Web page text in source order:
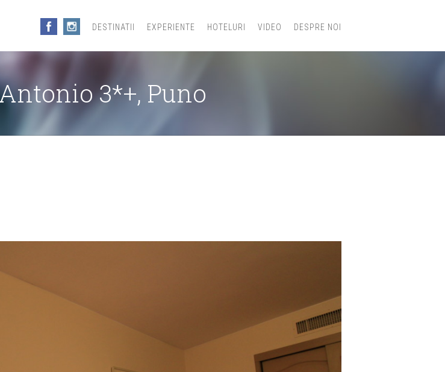
DESTINATII EXPERIENTE HOTELURI VIDEO DESPRE NOI
3*+, Puno